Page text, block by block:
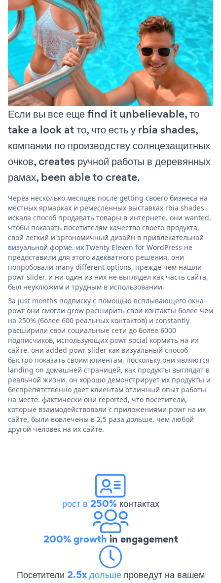
Если вы все еще find it unbelievable, то
take a look at то, что есть у rbia shades,
компании по производству солнцезащитных
очков, creates ручной работы в деревянных
рамах, been able to create.
Через несколько месяцев после getting своего бизнеса на
местных ярмарках и ремесленных выставках rbia shades
искала способ продавать товары в интернете. они wanted,
чтобы показать посетителям качество своего продукта,
свой легкий и эргономичный дизайн в привлекательной
визуальной форме. их Twenty Eleven for WordPress не
предоставили для этого адекватного решения. они
попробовали many different options, прежде чем нашли
powr slider, и ни один из них не выглядел как часть сайта,
был неуклюжим и трудным в использовании.
За just months подписку с помощью всплывающего окна
powr они смогли grow расширить свои контакты более чем
на 250% (более 600 реальных контактов) и constantly
расширили свои социальные сети до более 6000
подписчиков, использующих powr social кормить на их
сайте. они added powr slider как визуальный способ
быстро показать своим клиентам, поскольку они являются
landing on домашней страницей, как продукты выглядят в
реальной жизни. он хорошо демонстрирует их продукты и
беспрепятственно дает клиентам отличный опыт работы
на месте. фактически они reported, что посетители,
которые взаимодействовали с приложениями powr на их
сайте, были вовлечены в 2,5 раза дольше, чем любой
другой человек на их сайте.
рост в 250%контактах
200% growth in engagement
Посетители 2.5x дольше проведут на вашем